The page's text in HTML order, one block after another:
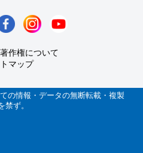
著作権について
マップ
の情報・データの無断転載・複製
禁ず。